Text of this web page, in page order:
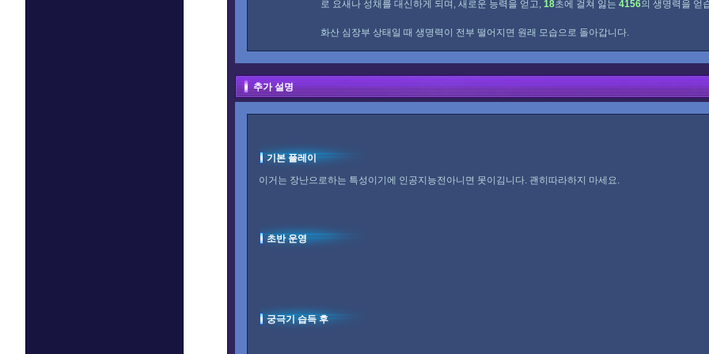
로 요새나 성채를 대신하게 되며, 새로운 능력을 얻고, 18초에 걸쳐 잃는 4156의 생명력을 얻
화산 심장부 상태일 때 생명력이 전부 떨어지면 원래 모습으로 돌아갑니다.
추가 설명
기본 플레이
이거는 장난으로하는 특성이기에 인공지능전아니면 못이김니다. 괜히따라하지 마세요.
초반 운영
궁극기 습득 후